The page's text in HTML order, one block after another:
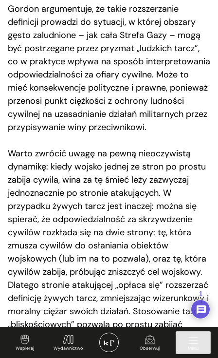
Wspieraj Wydawnictwo Obserwuj
Gordon argumentuje, że takie rozszerzanie
definicji prowadzi do sytuacji, w której obszary
gęsto zaludnione – jak cała Strefa Gazy – mogą
być postrzegane przez pryzmat „ludzkich tarcz”,
co w praktyce wpływa na sposób interpretowania
odpowiedzialności za ofiary cywilne. Może to
mieć konsekwencje polityczne i prawne, ponieważ
przenosi punkt ciężkości z ochrony ludności
cywilnej na uzasadnianie działań militarnych przez
przypisywanie winy przeciwnikowi.
Warto zwrócić uwagę na pewną nieoczywistą
dynamikę: kiedy wojsko jednej ze stron po prostu
zabija cywila, wina za tę śmieć leży zazwyczaj
jednoznacznie po stronie atakujących. W
przypadku żywych tarcz jest inaczej: można się
spierać, że odpowiedzialność za skrzywdzenie
cywilów rozkłada się na dwie strony: tę, która
zmusza cywilów do osłaniania obiektów
wojskowych (lub im na to pozwala), oraz tę, która
cywilów zabija, próbując zniszczyć cel wojskowy.
Dlatego stronie atakującej „opłaca się” rozszerzać
definicję żywych tarcz, zmniejszając wizerunkowy i
moralny ciężar swoich działań. Stosowanie tarcz
„bliskościowych” pozwala po prostu zabijać
cywilów w sposób, który w innej sytuacji byłby
jednoznacznie zbrodniczy, a winę przypisywać
1